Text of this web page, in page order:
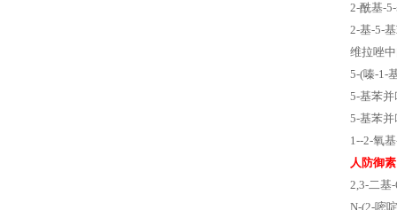
2-酰基-
2-基-5-
维拉唑
5-(嗪-1-
5-基苯
5-基苯
1--2-氧
人防御
2,3-二基
N-(2-嘧